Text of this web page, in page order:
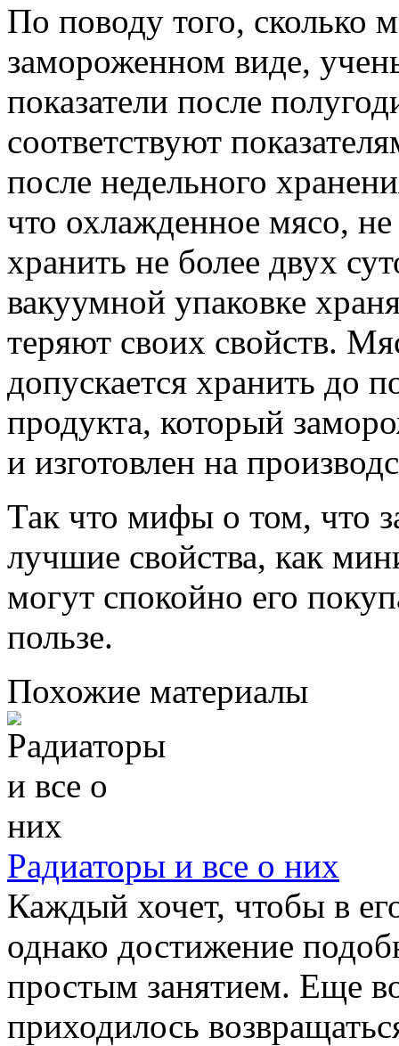
По поводу того, сколько
замороженном виде,
показатели после
соответствуют
после недельного
что охлажденное мясо,
хранить не более двух
вакуумной упаковке
теряют своих свойств.
допускается хранить до
продукта, который
и изготовлен на
Так что мифы о том, что
лучшие свойства, как
могут спокойно его
пользе.
Похожие материалы
Радиаторы и все о них
Каждый хочет, чтобы в
однако достижение
простым занятием. Еще
приходилось